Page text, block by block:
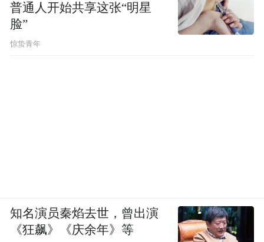
普通人开始共享这张“明星
脸”
惊蛰青年
知名演员秦焰去世，曾出演
《狂飙》《庆余年》等